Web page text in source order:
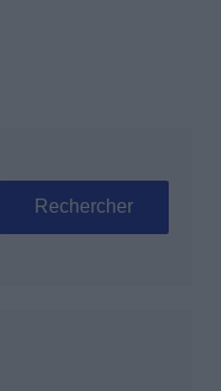
Rechercher